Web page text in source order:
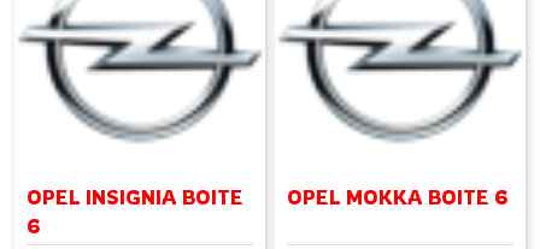
OPEL INSIGNIA BOITE
6
OPEL MOKKA BOITE 6